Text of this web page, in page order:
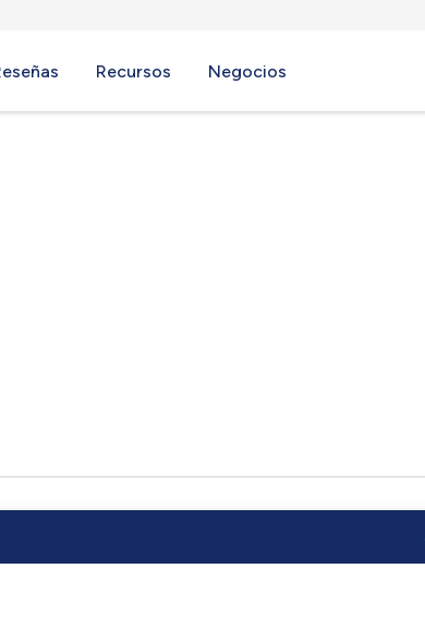
Recursos Negocios